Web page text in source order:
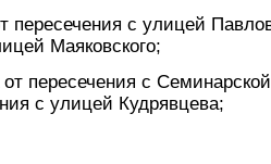
пересечения с улицей
Маяковского;
пересечения с Семинарской
с улицей Кудрявцева;